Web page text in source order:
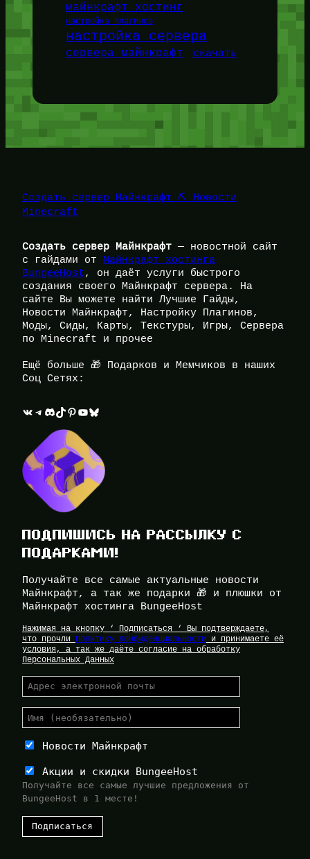
майнкрафт хостинг
настройка плагинов
настройка сервера
сервера майнкрафт скачать
Создать сервер Майнкрафт ⛏️ Новости
Minecraft
Создать сервер Майнкрафт — новостной сайт
с гайдами от
Майнкрафт хостинга
BungeeHost, он даёт услуги быстрого
создания своего Майнкрафт сервера. На
сайте Вы можете найти Лучшие Гайды,
Новости Майнкрафт, Настройку Плагинов,
Моды, Сиды, Карты, Текстуры, Игры, Сервера
по Minecraft и прочее
Ещё больше 🎁 Подарков и Мемчиков в наших
Соц Сетях:
ВКонтакте Telegram Discord TikTok Pinterest YouTube Bluesky
ПОДПИШИСЬ НА РАССЫЛКУ С
ПОДАРКАМИ!
Получайте все самые актуальные новости
Майнкрафт, а так же подарки 🎁 и плюшки от
Майнкрафт хостинга BungeeHost
Нажимая на кнопку ‘ Подписаться ‘ Вы подтверждаете,
что прочли Политику Конфиденциальности и принимаете её
условия, а так же даёте согласие на обработку
Персональных Данных
Новости Майнкрафт
Акции и скидки BungeeHost
Получайте все самые лучшие предложения от
BungeeHost в 1 месте!